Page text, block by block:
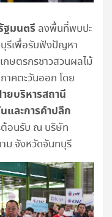
ฐมนตรี ลงพื้นที่พบปะ
รีเพื่อรับฟังปัญหา
ษตรกรชาวสวนผลไม้
าคตะวันออก โดย
ยบริหารสถานี
และการค้าปลีก
ต้อนรับ ณ บริษัท
ม จังหวัดจันทบุรี